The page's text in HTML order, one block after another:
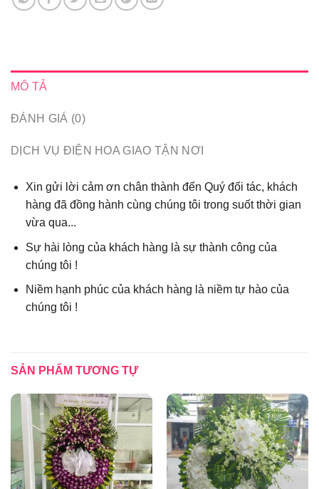
MÔ TẢ
ĐÁNH GIÁ (0)
DỊCH VỤ ĐIỆN HOA GIAO TẬN NƠI
Xin gửi lời cảm ơn chân thành đến Quý đối tác, khách
hàng đã đồng hành cùng chúng tôi trong suốt thời gian
vừa qua...
Sự hài lòng của khách hàng là sự thành công của
chúng tôi !
Niềm hạnh phúc của khách hàng là niềm tự hào của
chúng tôi !
SẢN PHẨM TƯƠNG TỰ